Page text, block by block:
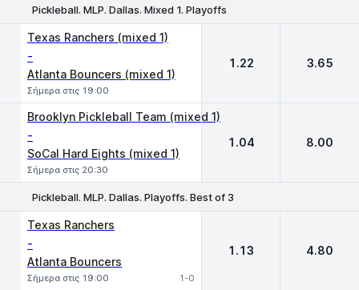
Pickleball. MLP. Dallas. Mixed 1. Playoffs
Texas Ranchers (mixed 1)
-
Atlanta Bouncers (mixed 1)
Σήμερα στις 19:00
1.22 3.65
Brooklyn Pickleball Team (mixed 1)
-
SoCal Hard Eights (mixed 1)
Σήμερα στις 20:30
1.04 8.00
Pickleball. MLP. Dallas. Playoffs. Best of 3
Texas Ranchers
-
Atlanta Bouncers
Σήμερα στις 19:00 1-0
1.13 4.80